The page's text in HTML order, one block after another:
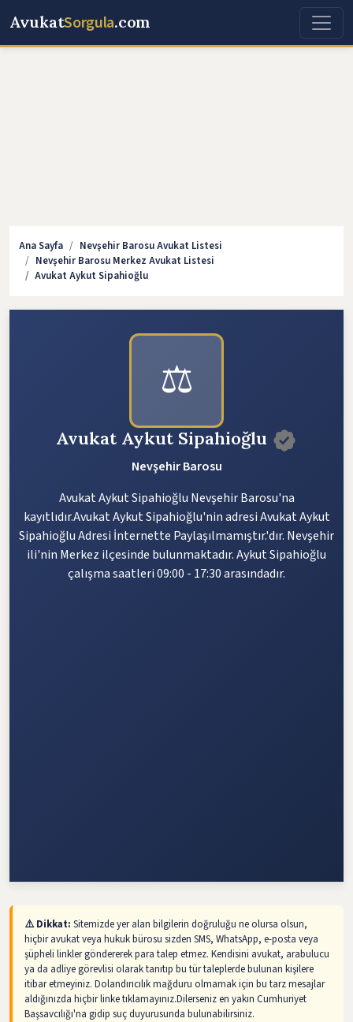
AvukatSorgula.com
Ana Sayfa
Nevşehir Barosu Avukat Listesi
Nevşehir Barosu Merkez Avukat Listesi
Avukat Aykut Sipahioğlu
⚖️
Avukat Aykut Sipahioğlu
Nevşehir Barosu
Avukat Aykut Sipahioğlu Nevşehir Barosu'na
kayıtlıdır.Avukat Aykut Sipahioğlu'nin adresi Avukat Aykut
Sipahioğlu Adresi İnternette Paylaşılmamıştır.'dır. Nevşehir
ili'nin Merkez ilçesinde bulunmaktadır. Aykut Sipahioğlu
çalışma saatleri 09:00 - 17:30 arasındadır.
⚠️ Dikkat: Sitemizde yer alan bilgilerin doğruluğu ne olursa olsun,
hiçbir avukat veya hukuk bürosu sizden SMS, WhatsApp, e-posta veya
şüpheli linkler göndererek para talep etmez. Kendisini avukat, arabulucu
ya da adliye görevlisi olarak tanıtıp bu tür taleplerde bulunan kişilere
itibar etmeyiniz. Dolandırıcılık mağduru olmamak için bu tarz mesajlar
aldığınızda hiçbir linke tıklamayınız.Dilerseniz en yakın Cumhuriyet
Başsavcılığı'na gidip suç duyurusunda bulunabilirsiniz.